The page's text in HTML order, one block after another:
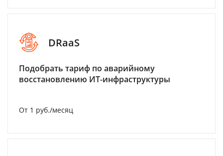
DRaaS
Подобрать тариф по аварийному
восстановлению ИТ-инфраструктуры
От 1 руб./месяц